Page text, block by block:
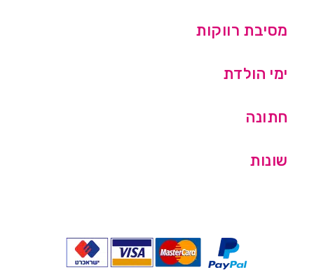
מסיבת רווקות
ימי הולדת
חתונה
שונות